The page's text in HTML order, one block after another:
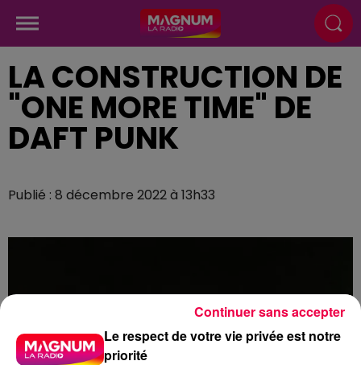
LA CONSTRUCTION DE
"ONE MORE TIME" DE
DAFT PUNK
Publié : 8 décembre 2022 à 13h33
Le respect de votre vie privée est notre
priorité
Continuer sans accepter